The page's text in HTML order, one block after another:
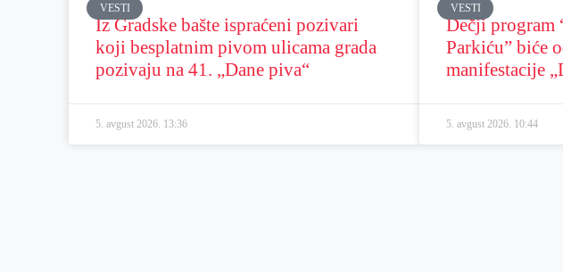
VESTI
Iz Gradske bašte ispraćeni pozivari
koji besplatnim pivom ulicama grada
pozivaju na 41. „Dane piva“
5. avgust 2026. 13:36
VESTI
Dečji program
Parkiću” biće
manifestacije
5. avgust 2026. 10:44